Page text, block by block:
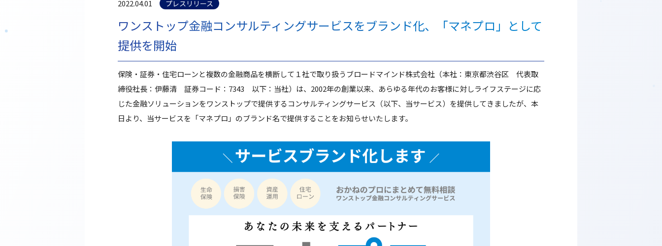
2022.04.01 プレスリリース
ワンストップ金融コンサルティングサービスをブランド化、「マネプロ」として
提供を開始
保険・証券・住宅ローンと複数の金融商品を横断して１社で取り扱うブロードマインド株式会社（本社：東京都渋谷区 代表取
締役社長：伊藤清 証券コード：7343 以下：当社）は、2002年の創業以来、あらゆる年代のお客様に対しライフステージに応
じた金融ソリューションをワンストップで提供するコンサルティングサービス（以下、当サービス）を提供してきましたが、本
日より、当サービスを「マネプロ」のブランド名で提供することをお知らせいたします。